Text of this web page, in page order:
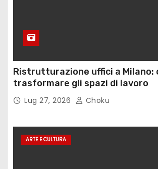
Ristrutturazione uffici a Milano:
trasformare gli spazi di lavoro
Lug 27, 2026 Choku
ARTE E CULTURA